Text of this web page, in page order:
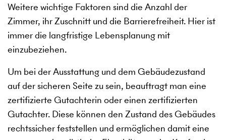
Weitere wichtige Faktoren sind die Anzahl der
Zimmer, ihr Zuschnitt und die Barrierefreiheit. Hier ist
immer die langfristige Lebensplanung mit
einzubeziehen.
Um bei der Ausstattung und dem Gebäudezustand
auf der sicheren Seite zu sein, beauftragt man eine
zertifizierte Gutachterin oder einen zertifizierten
Gutachter. Diese können den Zustand des Gebäudes
rechtssicher feststellen und ermöglichen damit eine